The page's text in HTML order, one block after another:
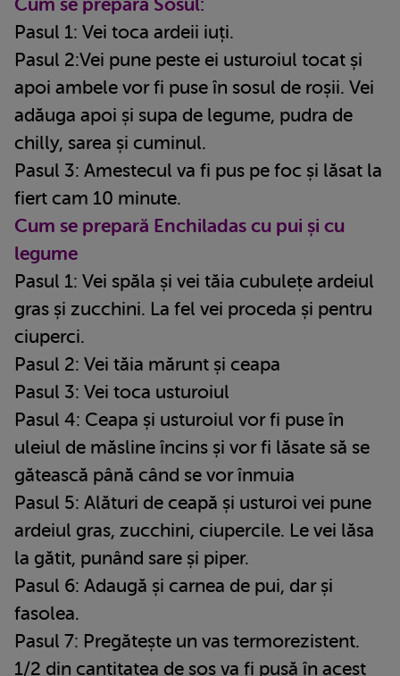
Pasul 1: Vei toca ardeii iuți.
Pasul 2:Vei pune peste ei usturoiul tocat și
apoi ambele vor fi puse în sosul de roșii. Vei
adăuga apoi și supa de legume, pudra de
chilly, sarea și cuminul.
Pasul 3: Amestecul va fi pus pe foc și lăsat la
fiert cam 10 minute.
Cum se prepară Enchiladas cu pui și cu
legume
Pasul 1: Vei spăla și vei tăia cubulețe ardeiul
gras și zucchini. La fel vei proceda și pentru
ciuperci.
Pasul 2: Vei tăia mărunt și ceapa
Pasul 3: Vei toca usturoiul
Pasul 4: Ceapa și usturoiul vor fi puse în
uleiul de măsline încins și vor fi lăsate să se
gătească până când se vor înmuia
Pasul 5: Alături de ceapă și usturoi vei pune
ardeiul gras, zucchini, ciupercile. Le vei lăsa
la gătit, punând sare și piper.
Pasul 6: Adaugă și carnea de pui, dar și
fasolea.
Pasul 7: Pregătește un vas termorezistent.
1/2 din cantitatea de sos va fi pusă în acest